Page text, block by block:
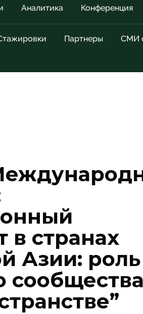
Аналитика Конференция
Партнеры СМИ
в странах
Азии: роль